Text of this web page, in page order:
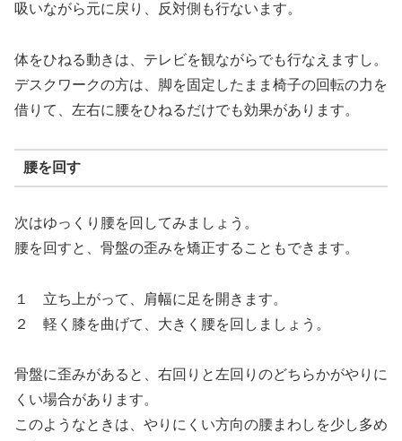
吸いながら元に戻り、反対側も行ないます。
体をひねる動きは、テレビを観ながらでも行なえますし。
デスクワークの方は、脚を固定したまま椅子の回転の力を
借りて、左右に腰をひねるだけでも効果があります。
腰を回す
次はゆっくり腰を回してみましょう。
腰を回すと、骨盤の歪みを矯正することもできます。
１ 立ち上がって、肩幅に足を開きます。
２ 軽く膝を曲げて、大きく腰を回しましょう。
骨盤に歪みがあると、右回りと左回りのどちらかがやりに
くい場合があります。
このようなときは、やりにくい方向の腰まわしを少し多め